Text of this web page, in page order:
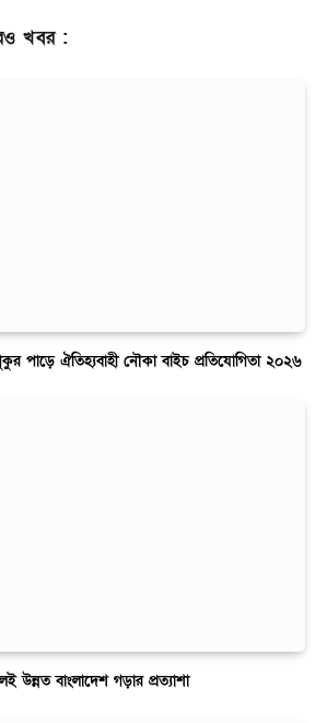
খবর :
পাড়ে ঐতিহ্যবাহী নৌকা বাইচ প্রতিযোগিতা ২০২৬
উন্নত বাংলাদেশ গড়ার প্রত্যাশা